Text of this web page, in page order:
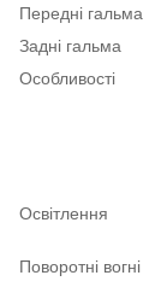
Передні гальма
Задні гальма
Особливості
Освітлення
Поворотні вогні